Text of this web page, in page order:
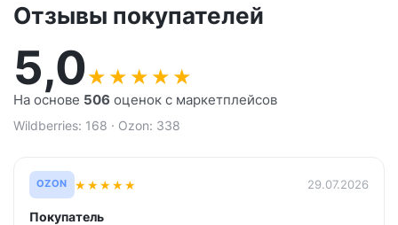
Отзывы покупателей
5,0★ ★ ★ ★ ★
На основе 506 оценок с маркетплейсов
Wildberries: 168 · Ozon: 338
OZON ★★★★★ 29.07.2026
Покупатель